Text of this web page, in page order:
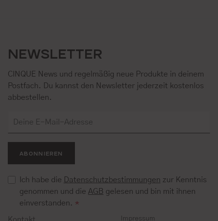
NEWSLETTER
CINQUE News und regelmäßig neue Produkte in deinem
Postfach. Du kannst den Newsletter jederzeit kostenlos
abbestellen.
ABONNIEREN
Ich habe die Datenschutzbestimmungen zur Kenntnis
genommen und die AGB gelesen und bin mit ihnen
einverstanden. *
Impressum